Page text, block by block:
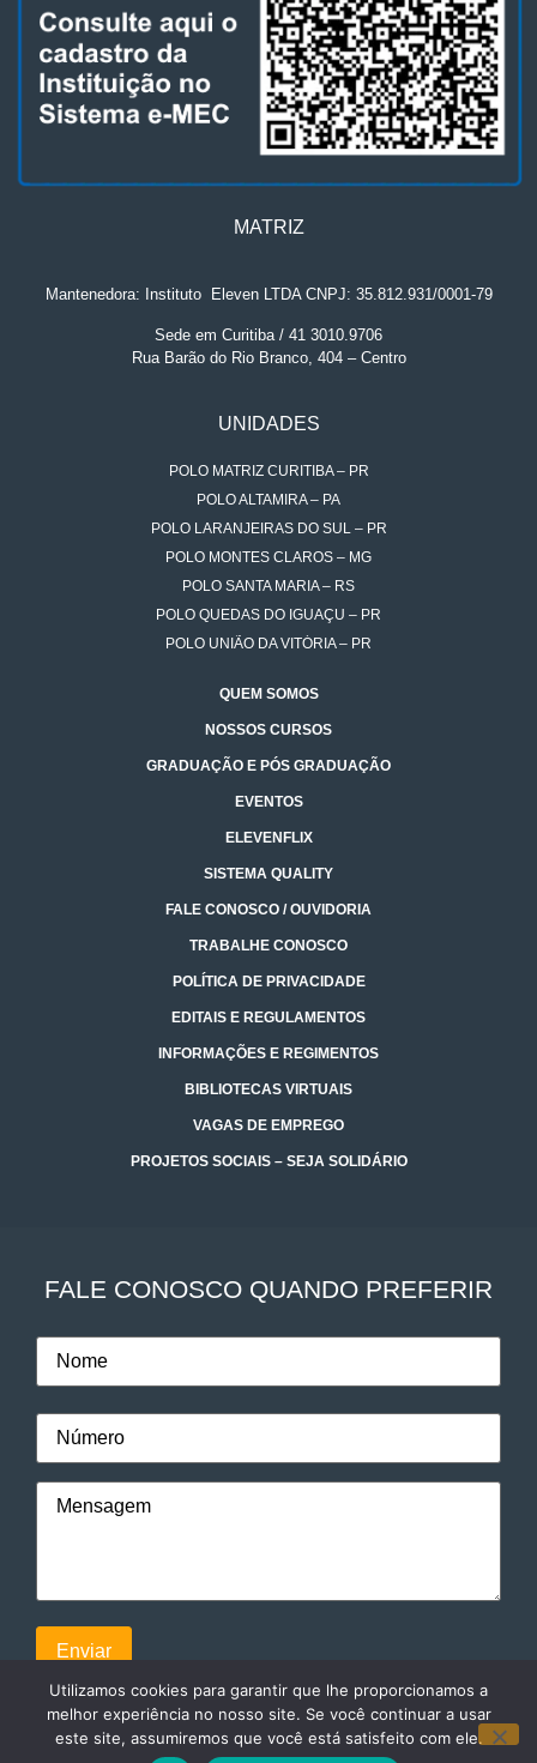
MATRIZ
Mantenedora: Instituto. Eleven LTDA CNPJ: 35.812.931/0001-79
Sede em Curitiba / 41 3010.9706
Rua Barão do Rio Branco, 404 – Centro
UNIDADES
POLO MATRIZ CURITIBA – PR
POLO ALTAMIRA – PA
POLO LARANJEIRAS DO SUL – PR
POLO MONTES CLAROS – MG
POLO SANTA MARIA – RS
POLO QUEDAS DO IGUAÇU – PR
POLO UNIÃO DA VITÓRIA – PR
QUEM SOMOS
NOSSOS CURSOS
GRADUAÇÃO E PÓS GRADUAÇÃO
EVENTOS
ELEVENFLIX
SISTEMA QUALITY
FALE CONOSCO / OUVIDORIA
TRABALHE CONOSCO
POLÍTICA DE PRIVACIDADE
EDITAIS E REGULAMENTOS
INFORMAÇÕES E REGIMENTOS
BIBLIOTECAS VIRTUAIS
VAGAS DE EMPREGO
PROJETOS SOCIAIS – SEJA SOLIDÁRIO
FALE CONOSCO QUANDO PREFERIR
Utilizamos cookies para garantir que lhe proporcionamos a
melhor experiência no nosso site. Se você continuar a usar
este site, assumiremos que você está satisfeito com ele.